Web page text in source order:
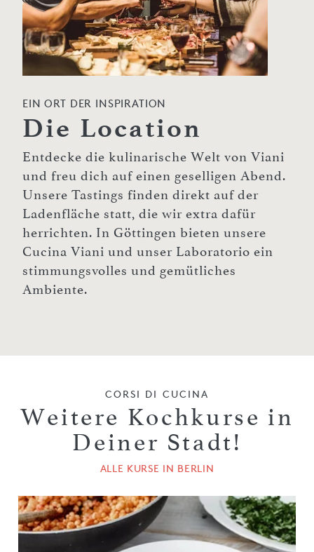
EIN ORT DER INSPIRATION
Die Location
Entdecke die kulinarische Welt von Viani
und freu dich auf einen geselligen Abend.
Unsere Tastings finden direkt auf der
Ladenfläche statt, die wir extra dafür
herrichten. In Göttingen bieten unsere
Cucina Viani und unser Laboratorio ein
stimmungsvolles und gemütliches
Ambiente.
CORSI DI CUCINA
Weitere Kochkurse in
Deiner Stadt!
ALLE KURSE IN BERLIN